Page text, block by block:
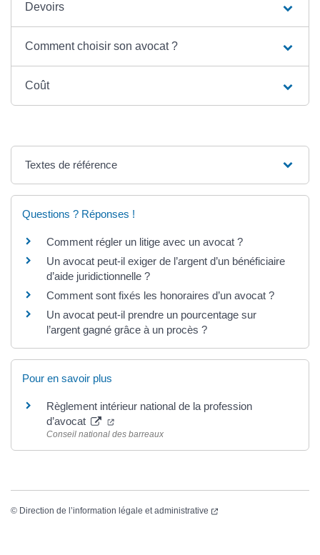
Devoirs
Comment choisir son avocat ?
Coût
Textes de référence
Questions ? Réponses !
Comment régler un litige avec un avocat ?
Un avocat peut-il exiger de l’argent d’un bénéficiaire
d’aide juridictionnelle ?
Comment sont fixés les honoraires d’un avocat ?
Un avocat peut-il prendre un pourcentage sur
l’argent gagné grâce à un procès ?
Pour en savoir plus
Règlement intérieur national de la profession
d’avocat
Conseil national des barreaux
© Direction de l’information légale et administrative